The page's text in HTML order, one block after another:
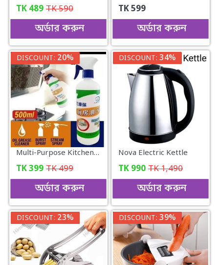
TK 489 TK590
অর্ডার করুন
TK599
অর্ডার করুন
DISCOUNT: 20%
Multi-Purpose Kitchen Cleaner.
TK399 TK499
অর্ডার করুন
DISCOUNT: 34%
Nova Electric Kettle
TK 990 TK1,490
অর্ডার করুন
DISCOUNT: 23% DISCOUNT: 39%